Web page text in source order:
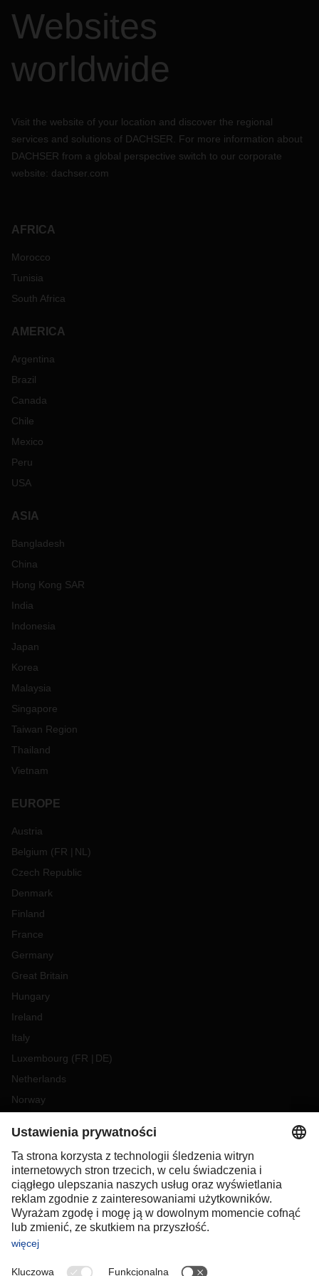
Websites
worldwide
Visit the website of your location and discover the regional
services and solutions of DACHSER. For more information about
DACHSER from a global perspective switch to our corporate
website: dachser.com
AFRICA
Morocco
Tunisia
South Africa
AMERICA
Argentina
Brazil
Canada
Chile
Mexico
Peru
USA
ASIA
Bangladesh
China
Hong Kong SAR
India
Indonesia
Japan
Korea
Malaysia
Singapore
Taiwan Region
Thailand
Vietnam
EUROPE
Austria
Belgium (FR NL )
Czech Republic
Denmark
Finland
France
Germany
Great Britain
Hungary
Ireland
Italy
Luxembourg (FR DE)
Netherlands
Norway
Romania
Slovakia
Spain
Sweden
Switzerland